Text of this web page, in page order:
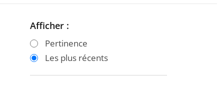
Passer
filtres
Passer
filtres
Afficher :
Pertinence
Les plus récents